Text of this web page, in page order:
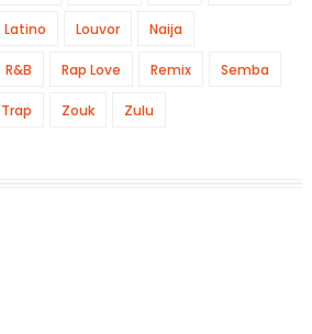
Latino Louvor Naija
R&B Rap Love Remix Semba
Trap Zouk Zulu